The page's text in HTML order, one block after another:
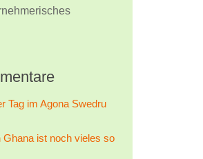
Tag im Agona Swedru
Ghana ist noch vieles so